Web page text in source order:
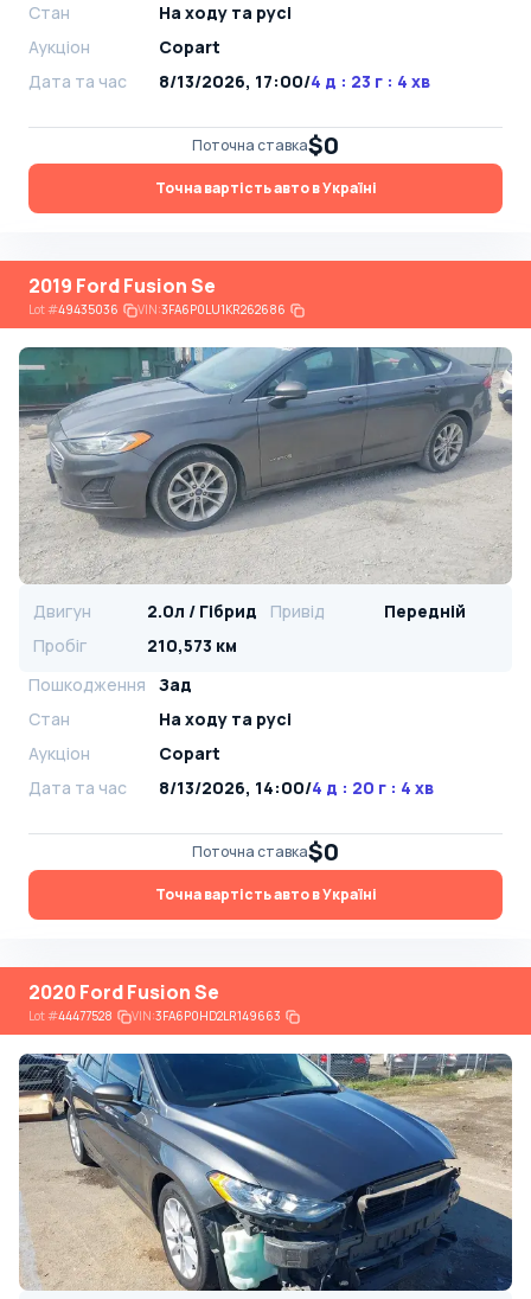
Стан
На ​​ходу та русі
Аукціон
Copart
Дата та час
8/13/2026, 17:00/4 д : 23 г : 4 хв
Поточна ставка$0
Точна вартість авто в Україні
2019 Ford Fusion Se
Lot#49435036 VIN:3FA6P0LU1KR262686
Двигун 2.0л / Гібрид Привід
Передній
Пробіг
210,573 км
Пошкодження
Зад
Стан
На ​​ходу та русі
Аукціон
Copart
Дата та час
8/13/2026, 14:00/4 д : 20 г : 4 хв
Поточна ставка$0
Точна вартість авто в Україні
2020 Ford Fusion Se
Lot#44477528 VIN:3FA6P0HD2LR149663